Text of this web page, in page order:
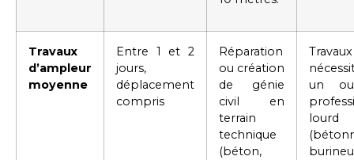
Travaux
d’ampleur
moyenne
Entre 1 et 2
jours,
déplacement
compris
Réparation
ou création
de génie
civil en
terrain
technique
(béton,
Travaux
un
lourd